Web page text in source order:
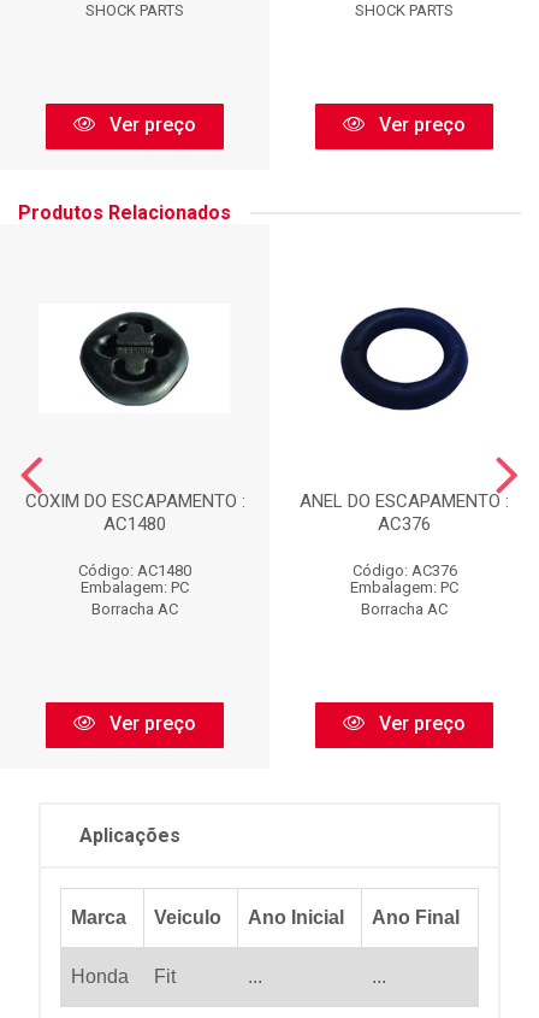
SHOCK PARTS
Ver preço
SHOCK PARTS
Ver preço
Produtos Relacionados
COXIM DO ESCAPAMENTO :
AC1480
Código: AC1480
Embalagem: PC
Borracha AC
Ver preço
ANEL DO ESCAPAMENTO :
AC376
Código: AC376
Embalagem: PC
Borracha AC
Ver preço
Aplicações
Marca Veiculo Ano Inicial Ano Final
Honda Fit ... ...